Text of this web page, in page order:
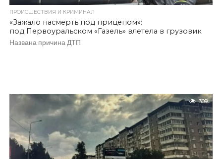
ПРОИСШЕСТВИЯ И КРИМИНАЛ
«Зажало насмерть под прицепом»:
под Первоуральском «Газель» влетела в грузовик
Названа причина ДТП
309